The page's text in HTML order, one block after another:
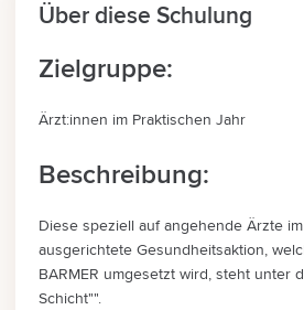
Über diese Schulung
Zielgruppe:
Ärzt:innen im Praktischen Jahr
Beschreibung:
Diese speziell auf angehende Ärzte
ausgerichtete Gesundheitsaktion,
BARMER umgesetzt wird, steht unter
Schicht"".